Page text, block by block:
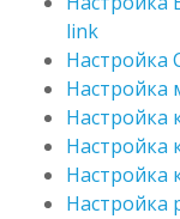
link
Настройка
Настройка
Настройка
Настройка
Настройка
Настройка